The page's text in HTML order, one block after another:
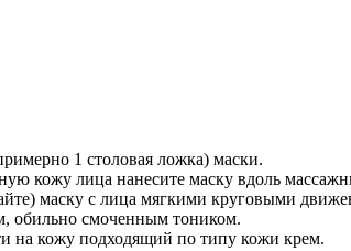
1 столовая ложка) маски.
кожу лица нанесите маску вдоль
маску с лица мягкими круговыми
обильно смоченным тоником.
на кожу подходящий по типу кожи крем.